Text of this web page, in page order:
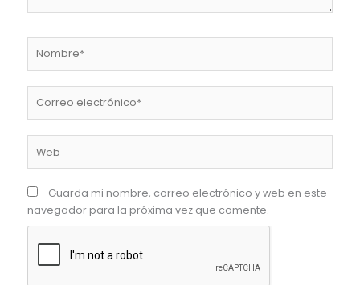
electrónico*
Guarda mi nombre, correo electrónico y web en este
navegador para la próxima vez que comente.